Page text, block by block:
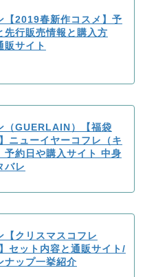
【2019春新作コスメ】予
先行販売情報と購入方
販サイト
（GUERLAIN）【福袋
ニューイヤーコフレ（キ
予約日や購入サイト 中身
バレ
【クリスマスコフレ
セット内容と通販サイト/
ナップ一挙紹介